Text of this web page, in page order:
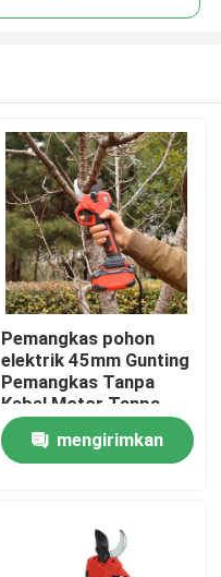
Pemangkas pohon
elektrik 45mm Gunting
Pemangkas Tanpa
Kabel Motor Tanpa
Sikat untuk
Penggunaan di Kebun
mengirimkan